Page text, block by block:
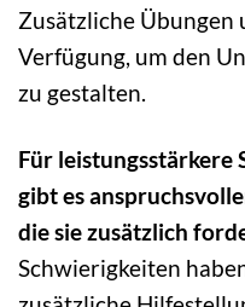
Zusätzliche
Verfügung, um den
zu gestalten.
Für leistungsstärkere
gibt es
die sie zusätzlich
Schwierigkeiten